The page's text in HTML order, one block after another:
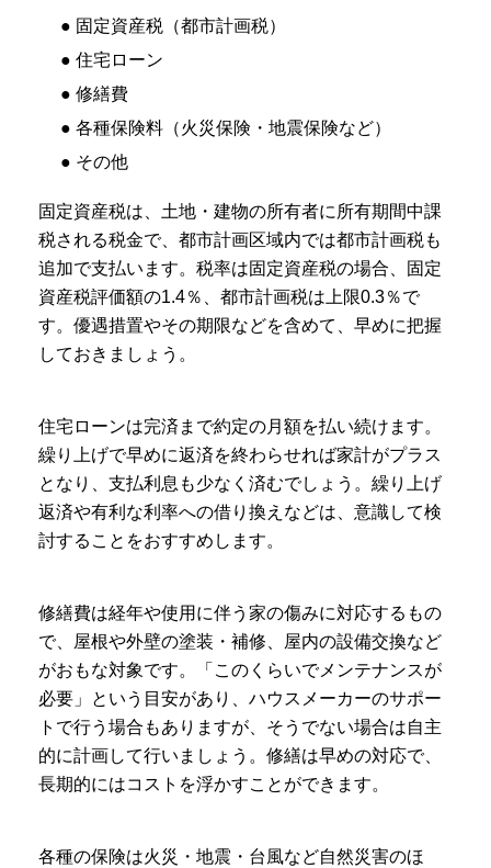
● 固定資産税（都市計画税）
● 住宅ローン
● 修繕費
● 各種保険料（火災保険・地震保険など）
● その他
固定資産税は、土地・建物の所有者に所有期間中課
税される税金で、都市計画区域内では都市計画税も
追加で支払います。税率は固定資産税の場合、固定
資産税評価額の1.4％、都市計画税は上限0.3％で
す。優遇措置やその期限などを含めて、早めに把握
しておきましょう。
住宅ローンは完済まで約定の月額を払い続けます。
繰り上げで早めに返済を終わらせれば家計がプラス
となり、支払利息も少なく済むでしょう。繰り上げ
返済や有利な利率への借り換えなどは、意識して検
討することをおすすめします。
修繕費は経年や使用に伴う家の傷みに対応するもの
で、屋根や外壁の塗装・補修、屋内の設備交換など
がおもな対象です。「このくらいでメンテナンスが
必要」という目安があり、ハウスメーカーのサポー
トで行う場合もありますが、そうでない場合は自主
的に計画して行いましょう。修繕は早めの対応で、
長期的にはコストを浮かすことができます。
各種の保険は火災・地震・台風など自然災害のほ